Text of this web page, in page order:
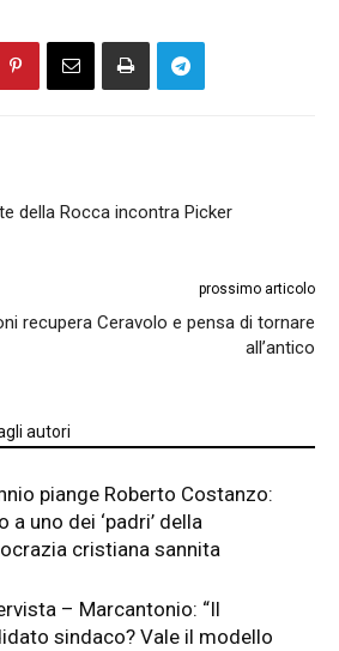
della Rocca incontra Picker
prossimo articolo
recupera Ceravolo e pensa di tornare
all’antico
autori
piange Roberto Costanzo:
a uno dei ‘padri’ della
cristiana sannita
– Marcantonio: “Il
sindaco? Vale il modello